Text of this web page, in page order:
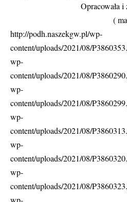
Opracowała
(
http://podh.naszekgw.pl/wp-
content/uploads/2021/08/
wp-
content/uploads/2021/08/
wp-
content/uploads/2021/08/
wp-
content/uploads/2021/08/
wp-
content/uploads/2021/08/
wp-
content/uploads/2021/08/